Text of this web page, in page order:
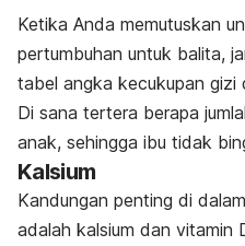
Ketika Anda memutuskan
pertumbuhan untuk balita,
tabel angka kecukupan gizi
Di sana tertera berapa
anak, sehingga ibu tidak
Kalsium
Kandungan penting di
adalah kalsium dan vitamin